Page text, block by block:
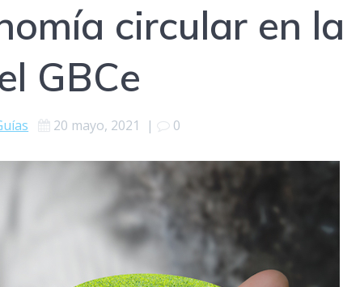
circular en la
GBCe
20 mayo, 2021 | 0